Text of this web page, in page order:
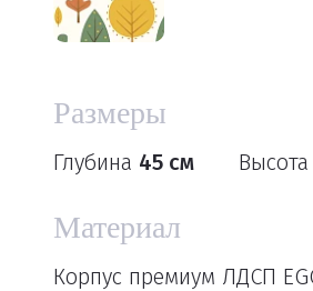
Размеры
Глубина 45 см Высота
Материал
Корпус премиум ЛДСП